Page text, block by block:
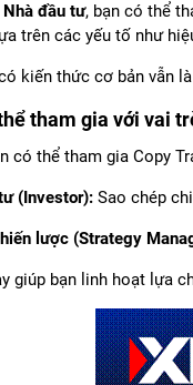
Nhà đầu tư, bạn có thể
trên các yếu tố như
kiến thức cơ bản vẫn
tham gia với vai
có thể tham gia Copy
(Investor): Sao chép
lược (Strategy
giúp bạn linh hoạt lựa